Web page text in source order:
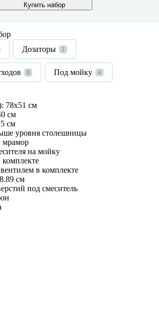
Купить набор
Дозаторы 2
9 Под мойку 4
78x51 см
см
см
уровня столешницы
мрамор
на мойку
в комплекте
см
под смеситель